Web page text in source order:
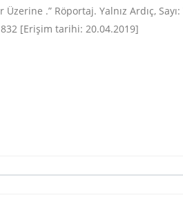
.” Röportaj. Yalnız Ardıç,
[Erişim tarihi: 20.04.2019]